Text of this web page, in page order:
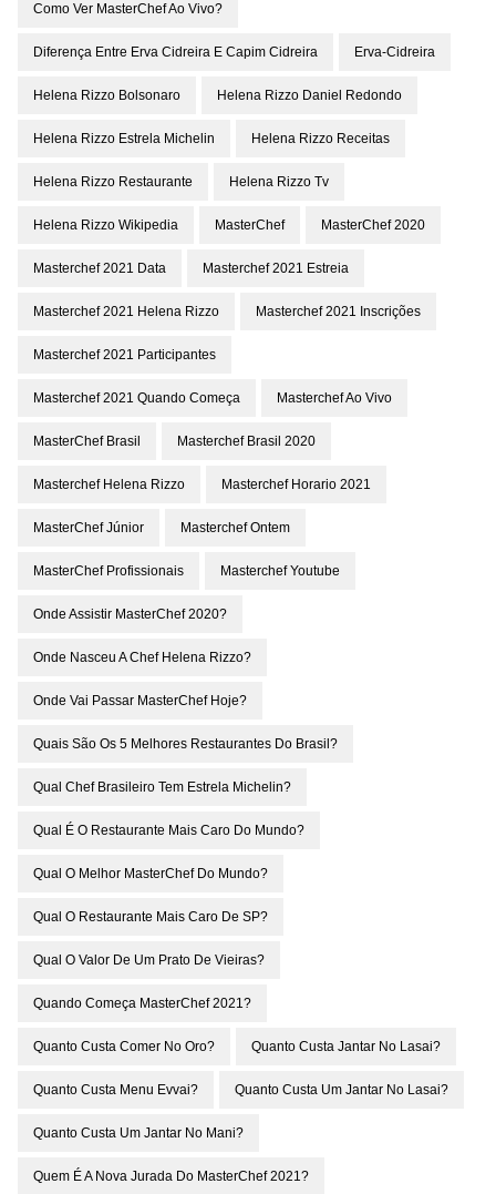
Como Ver MasterChef Ao Vivo?
Diferença Entre Erva Cidreira E Capim Cidreira Erva-Cidreira
Helena Rizzo Bolsonaro Helena Rizzo Daniel Redondo
Helena Rizzo Estrela Michelin Helena Rizzo Receitas
Helena Rizzo Restaurante Helena Rizzo Tv
Helena Rizzo Wikipedia MasterChef MasterChef 2020
Masterchef 2021 Data Masterchef 2021 Estreia
Masterchef 2021 Helena Rizzo Masterchef 2021 Inscrições
Masterchef 2021 Participantes
Masterchef 2021 Quando Começa Masterchef Ao Vivo
MasterChef Brasil Masterchef Brasil 2020
Masterchef Helena Rizzo Masterchef Horario 2021
MasterChef Júnior Masterchef Ontem
MasterChef Profissionais Masterchef Youtube
Onde Assistir MasterChef 2020?
Onde Nasceu A Chef Helena Rizzo?
Onde Vai Passar MasterChef Hoje?
Quais São Os 5 Melhores Restaurantes Do Brasil?
Qual Chef Brasileiro Tem Estrela Michelin?
Qual É O Restaurante Mais Caro Do Mundo?
Qual O Melhor MasterChef Do Mundo?
Qual O Restaurante Mais Caro De SP?
Qual O Valor De Um Prato De Vieiras?
Quando Começa MasterChef 2021?
Quanto Custa Comer No Oro? Quanto Custa Jantar No Lasai?
Quanto Custa Menu Evvai? Quanto Custa Um Jantar No Lasai?
Quanto Custa Um Jantar No Mani?
Quem É A Nova Jurada Do MasterChef 2021?